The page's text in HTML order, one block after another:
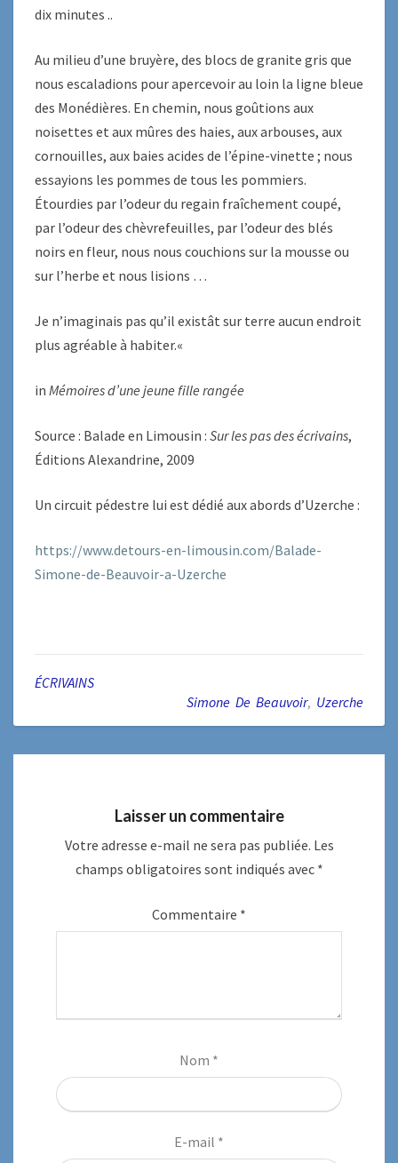
dix minutes ..
Au milieu d’une bruyère, des blocs de granite gris que
nous escaladions pour apercevoir au loin la ligne bleue
des Monédières. En chemin, nous goûtions aux
noisettes et aux mûres des haies, aux arbouses, aux
cornouilles, aux baies acides de l’épine-vinette ; nous
essayions les pommes de tous les pommiers.
Étourdies par l’odeur du regain fraîchement coupé,
par l’odeur des chèvrefeuilles, par l’odeur des blés
noirs en fleur, nous nous couchions sur la mousse ou
sur l’herbe et nous lisions …
Je n’imaginais pas qu’il existât sur terre aucun endroit
plus agréable à habiter.«
in Mémoires d’une jeune fille rangée
Source : Balade en Limousin : Sur les pas des écrivains,
Éditions Alexandrine, 2009
Un circuit pédestre lui est dédié aux abords d’Uzerche :
https://www.detours-en-limousin.com/Balade-
Simone-de-Beauvoir-a-Uzerche
ÉCRIVAINS
Simone De Beauvoir, Uzerche
Laisser un commentaire
Votre adresse e-mail ne sera pas publiée. Les
champs obligatoires sont indiqués avec *
Commentaire *
Nom *
E-mail *